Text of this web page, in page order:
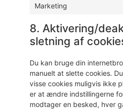
Marketing
8. Aktivering/
sletning af
Du kan bruge din
manuelt at slette cookies.
visse cookies muligvis ikke
er at ændre indstillingerne
modtager en besked, hver